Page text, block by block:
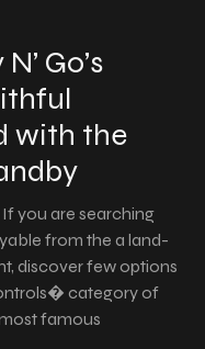
Go’s
with the
you are searching
from the a land-
discover few options
category of
famous